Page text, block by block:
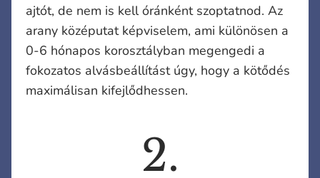
ajtót, de nem is kell óránként szoptatnod. Az
arany középutat képviselem, ami különösen a
0-6 hónapos korosztályban megengedi a
fokozatos alvásbeállítást úgy, hogy a kötődés
maximálisan kifejlődhessen.
2.